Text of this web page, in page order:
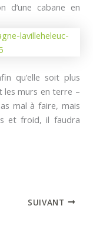
d’une cabane en
qu’elle soit plus
les murs en terre –
mal à faire, mais
et froid, il faudra
SUIVANT